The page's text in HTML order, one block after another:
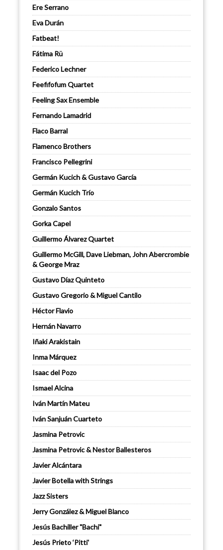
Ere Serrano
Eva Durán
Fatbeat!
Fátima Rü
Federico Lechner
Feefifofum Quartet
Feeling Sax Ensemble
Fernando Lamadrid
Flaco Barral
Flamenco Brothers
Francisco Pellegrini
Germán Kucich & Gustavo García
Germán Kucich Trío
Gonzalo Santos
Gorka Capel
Guillermo Álvarez Quartet
Guillermo McGill, Dave Liebman, John Abercrombie
& George Mraz
Gustavo Díaz Quinteto
Gustavo Gregorio & Miguel Cantilo
Héctor Flavio
Hernán Navarro
Iñaki Arakistain
Inma Márquez
Isaac del Pozo
Ismael Alcina
Iván Martín Mateu
Iván Sanjuán Cuarteto
Jasmina Petrovic
Jasmina Petrovic & Nestor Ballesteros
Javier Alcántara
Javier Botella with Strings
Jazz Sisters
Jerry González & Miguel Blanco
Jesús Bachiller "Bachi"
Jesús Prieto ‘Pitti'